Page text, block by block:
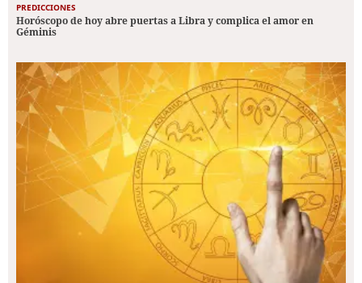
PREDICCIONES
Horóscopo de hoy abre puertas a Libra y complica el amor en
Géminis